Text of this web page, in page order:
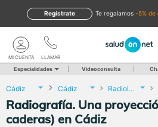
te regalamos -5% de
Regístrate
LLAMAR
MI CUENTA
Especialidades Videoconsulta
Cádiz Cádiz Radiología
Radiografía. Una
caderas) en Cádiz